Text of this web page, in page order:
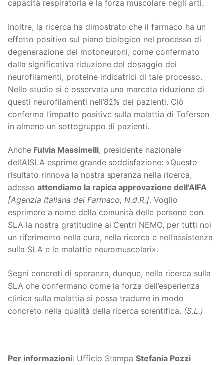
capacità respiratoria e la forza muscolare negli arti.
Inoltre, la ricerca ha dimostrato che il farmaco ha un
effetto positivo sul piano biologico nel processo di
degenerazione dei motoneuroni, come confermato
dalla significativa riduzione del dosaggio dei
neurofilamenti, proteine indicatrici di tale processo.
Nello studio si è osservata una marcata riduzione di
questi neurofilamenti nell’82% dei pazienti. Ciò
conferma l’impatto positivo sulla malattia di Tofersen
in almeno un sottogruppo di pazienti.
Anche Fulvia Massimelli, presidente nazionale
dell’AISLA esprime grande soddisfazione: «Questo
risultato rinnova la nostra speranza nella ricerca,
adesso attendiamo la rapida approvazione dell’AIFA
[Agenzia Italiana del Farmaco, N.d.R.]. Voglio
esprimere a nome della comunità delle persone con
SLA la nostra gratitudine ai Centri NEMO, per tutti noi
un riferimento nella cura, nella ricerca e nell’assistenza
sulla SLA e le malattie neuromuscolari».
Segni concreti di speranza, dunque, nella ricerca sulla
SLA che confermano come la forza dell’esperienza
clinica sulla malattia si possa tradurre in modo
concreto nella qualità della ricerca scientifica. (S.L.)
Per informazioni: Ufficio Stampa Stefania Pozzi